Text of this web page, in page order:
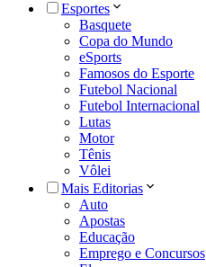
Esportes
Basquete
Copa do Mundo
eSports
Famosos do Esporte
Futebol Nacional
Futebol Internacional
Lutas
Motor
Tênis
Vôlei
Mais Editorias
Auto
Apostas
Educação
Emprego e Concursos